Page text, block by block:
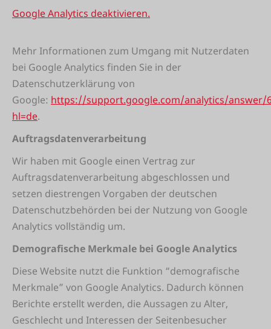
Google Analytics deaktivieren.
Mehr Informationen zum Umgang mit Nutzerdaten
bei Google Analytics finden Sie in der
Datenschutzerklärung von
Google: https://support.google.com/analytics/answer/
hl=de.
Auftragsdatenverarbeitung
Wir haben mit Google einen Vertrag zur
Auftragsdatenverarbeitung abgeschlossen und
setzen diestrengen Vorgaben der deutschen
Datenschutzbehörden bei der Nutzung von Google
Analytics vollständig um.
Demografische Merkmale bei Google Analytics
Diese Website nutzt die Funktion “demografische
Merkmale” von Google Analytics. Dadurch können
Berichte erstellt werden, die Aussagen zu Alter,
Geschlecht und Interessen der Seitenbesucher